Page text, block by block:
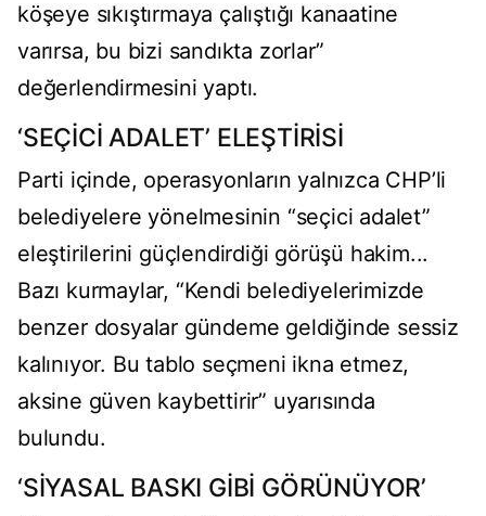
köşeye sıkıştırmaya çalıştığı kanaatine
varırsa, bu bizi sandıkta zorlar”
değerlendirmesini yaptı.
‘SEÇİCİ ADALET’ ELEŞTİRİSİ
Parti içinde, operasyonların yalnızca CHP’li
belediyelere yönelmesinin “seçici adalet”
eleştirilerini güçlendirdiği görüşü hakim...
Bazı kurmaylar, “Kendi belediyelerimizde
benzer dosyalar gündeme geldiğinde sessiz
kalınıyor. Bu tablo seçmeni ikna etmez,
aksine güven kaybettirir” uyarısında
bulundu.
‘SİYASAL BASKI GİBİ GÖRÜNÜYOR’